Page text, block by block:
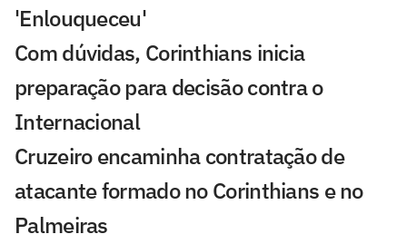
'Enlouqueceu'
Com dúvidas, Corinthians inicia
preparação para decisão contra o
Internacional
Cruzeiro encaminha contratação de
atacante formado no Corinthians e no
Palmeiras